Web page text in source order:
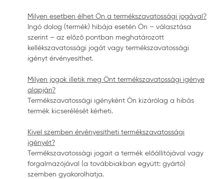
Milyen esetben élhet Ön a termékszavatossági jogával?
Ingó dolog (termék) hibája esetén Ön – választása
szerint – az előző pontban meghatározott
kellékszavatossági jogát vagy termékszavatossági
igényt érvényesíthet.
Milyen jogok illetik meg Önt termékszavatossági igénye
alapján?
Termékszavatossági igényként Ön kizárólag a hibás
termék kicserélését kérheti.
Kivel szemben érvényesítheti termékszavatossági
igényét?
Termékszavatossági jogait a termék előállítójával vagy
forgalmazójával (a továbbiakban együtt: gyártó)
szemben gyakorolhatja.